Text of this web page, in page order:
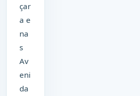
çar
a e
na
s
Av
eni
da